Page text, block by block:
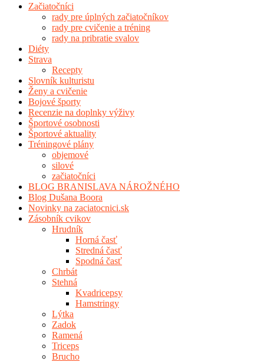
Začiatočníci
rady pre úplných začiatočníkov
rady pre cvičenie a tréning
rady na pribratie svalov
Diéty
Strava
Recepty
Slovník kulturistu
Ženy a cvičenie
Bojové športy
Recenzie na doplnky výživy
Športové osobnosti
Športové aktuality
Tréningové plány
objemové
silové
začiatočníci
BLOG BRANISLAVA NÁROŽNÉHO
Blog Dušana Boora
Novinky na zaciatocnici.sk
Zásobník cvikov
Hrudník
Horná časť
Stredná časť
Spodná časť
Chrbát
Stehná
Kvadricepsy
Hamstringy
Lýtka
Zadok
Ramená
Triceps
Brucho